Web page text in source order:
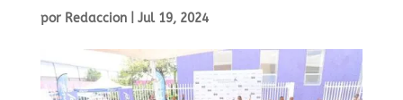
por Redaccion| Jul 19, 2024